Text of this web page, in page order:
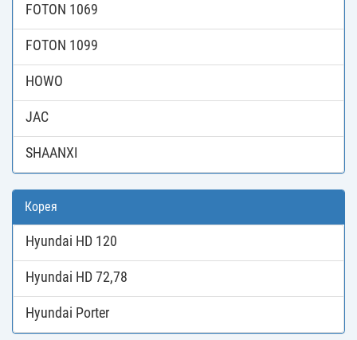
FOTON 1069
FOTON 1099
HOWO
JAC
SHAANXI
Корея
Hyundai HD 120
Hyundai HD 72,78
Hyundai Porter